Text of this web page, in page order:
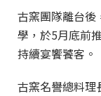
古窯團隊離台後
學，於5月底前
持續宴饗饕客。
古窯名譽總料理